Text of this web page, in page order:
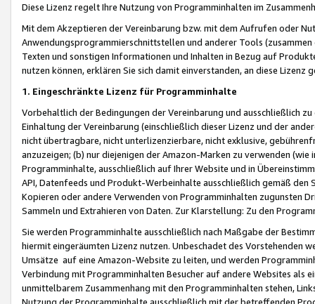
Diese Lizenz regelt Ihre Nutzung von Programminhalten im
Mit dem Akzeptieren der Vereinbarung bzw. mit dem Aufrufen oder
Anwendungsprogrammierschnittstellen und anderer Tools (zusammen
Texten und sonstigen Informationen und Inhalten in Bezug auf
nutzen können, erklären Sie sich damit einverstanden, an diese Lizenz
1. Eingeschränkte Lizenz für Programminhalte
Vorbehaltlich der Bedingungen der Vereinbarung und ausschließlich
Einhaltung der Vereinbarung (einschließlich dieser Lizenz und der
nicht übertragbare, nicht unterlizenzierbare, nicht exklusive,
anzuzeigen; (b) nur diejenigen der Amazon-Marken zu verwenden
Programminhalte, ausschließlich auf Ihrer Website und in
API, Datenfeeds und Produkt-Werbeinhalte ausschließlich gemäß
Kopieren oder andere Verwenden von Programminhalten zugunsten
Sammeln und Extrahieren von Daten. Zur Klarstellung: Zu den
Sie werden Programminhalte ausschließlich nach Maßgabe der
hiermit eingeräumten Lizenz nutzen. Unbeschadet des Vorstehenden
Umsätze auf eine Amazon-Website zu leiten, und werden
Verbindung mit Programminhalten Besucher auf andere Websites als
unmittelbarem Zusammenhang mit den Programminhalten stehen,
Nutzung der Programminhalte ausschließlich mit der betreffenden